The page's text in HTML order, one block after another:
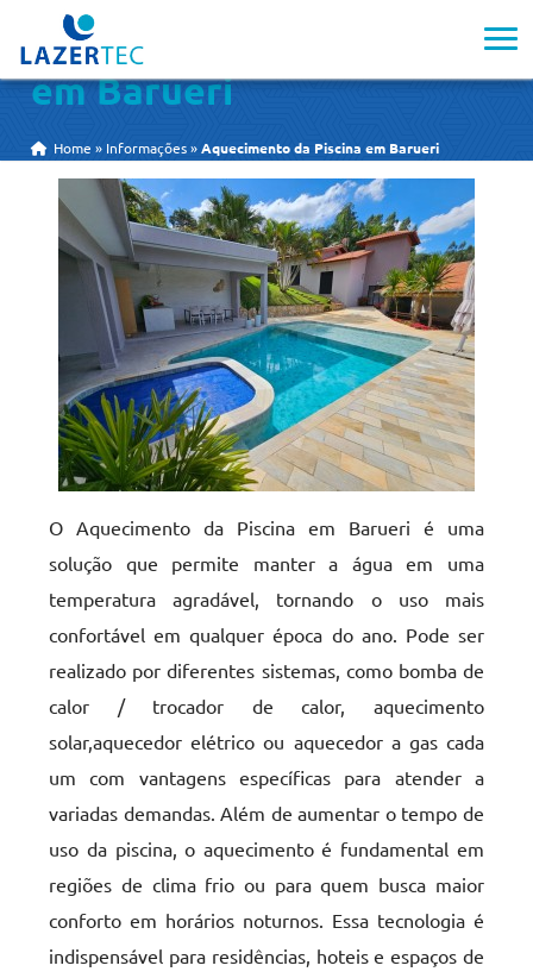
Aquecimento da Piscina
em Barueri
Home » Informações »Aquecimento da Piscina em Barueri
O Aquecimento da Piscina em Barueri é uma
solução que permite manter a água em uma
temperatura agradável, tornando o uso mais
confortável em qualquer época do ano. Pode ser
realizado por diferentes sistemas, como bomba de
calor / trocador de calor, aquecimento
solar,aquecedor elétrico ou aquecedor a gas cada
um com vantagens específicas para atender a
variadas demandas. Além de aumentar o tempo de
uso da piscina, o aquecimento é fundamental em
regiões de clima frio ou para quem busca maior
conforto em horários noturnos. Essa tecnologia é
indispensável para residências, hoteis e espaços de